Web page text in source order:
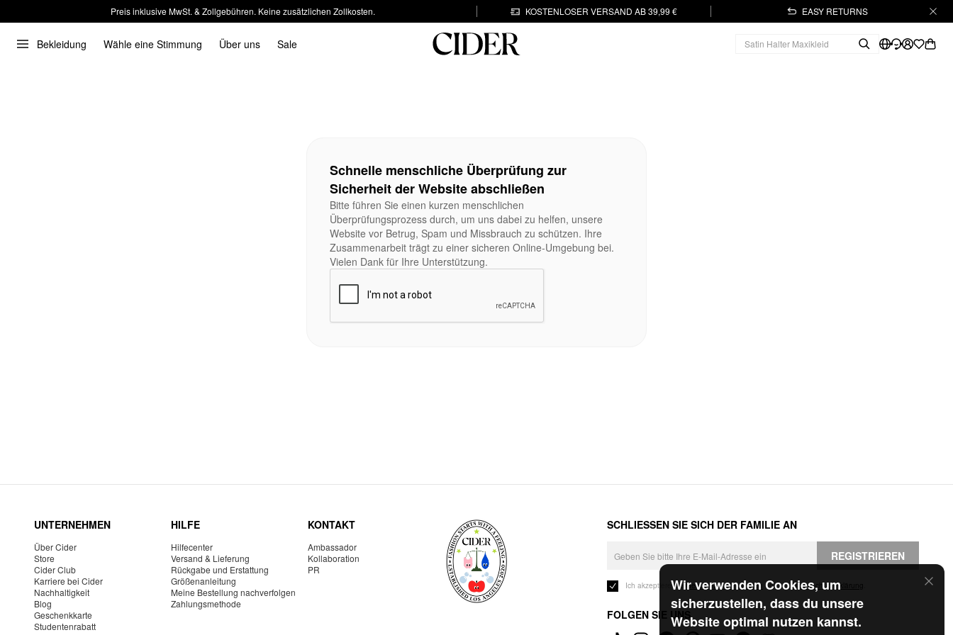
Preis inklusive MwSt. & Zollgebühren. Keine zusätzlichen Zollkosten. KOSTENLOSER VERSAND AB 39,99 € EASY RETURNS
Bekleidung Wähle eine Stimmung Über uns Sale
Wir verwenden Cookies, um
sicherzustellen, dass du unsere
Website optimal nutzen kannst.
Schnelle menschliche Überprüfung zur
Sicherheit der Website abschließen
Bitte führen Sie einen kurzen menschlichen
Überprüfungsprozess durch, um uns dabei zu helfen, unsere
Website vor Betrug, Spam und Missbrauch zu schützen. Ihre
Zusammenarbeit trägt zu einer sicheren Online-Umgebung bei.
Vielen Dank für Ihre Unterstützung.
UNTERNEHMEN
Über Cider
Store
Cider Club
Karriere bei Cider
Nachhaltigkeit
Blog
Geschenkkarte
Studentenrabatt
HILFE
Hilfecenter
Versand & Lieferung
Rückgabe und Erstattung
Größenanleitung
Meine Bestellung nachverfolgen
Zahlungsmethode
KONTAKT
Ambassador
Kollaboration
PR
SCHLIESSEN SIE SICH DER FAMILIE AN
REGISTRIEREN
Ich akzeptiere dieGeschäftsbedingungen und die Datenschutzerklärung
FOLGEN SIE UNS